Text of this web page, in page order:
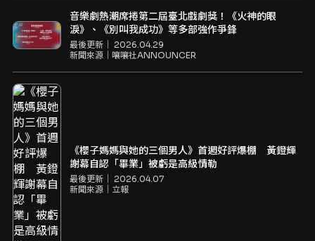
音樂劇熱潮席捲第二屆臺北戲劇獎！《火神的眼
淚》、《別叫我成功》等多部強作爭鋒
最後更新｜ 2026.04.29
新聞來源｜ 嚷嚷社ANNOUNCER
《櫻子媽媽與她的三個男人》首週好評爆棚 黃鐙輝
謝幕自認「畢業」被虧是高級情勒
最後更新｜ 2026.04.07
新聞來源｜ 立報